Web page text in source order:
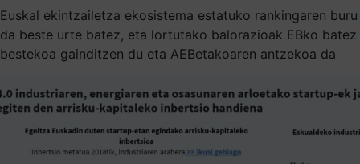
Euskal ekintzailetza ekosistema estatuko rankingaren buru
da beste urte batez, eta lortutako balorazioak EBko batez
bestekoa gainditzen du eta AEBetakoaren antzekoa da